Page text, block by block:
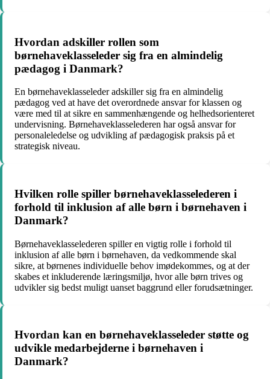
Hvordan adskiller rollen som
børnehaveklasseleder sig fra en almindelig
pædagog i Danmark?
En børnehaveklasseleder adskiller sig fra en almindelig
pædagog ved at have det overordnede ansvar for klassen og
være med til at sikre en sammenhængende og helhedsorienteret
undervisning. Børnehaveklasselederen har også ansvar for
personaleledelse og udvikling af pædagogisk praksis på et
strategisk niveau.
Hvilken rolle spiller børnehaveklasselederen i
forhold til inklusion af alle børn i børnehaven i
Danmark?
Børnehaveklasselederen spiller en vigtig rolle i forhold til
inklusion af alle børn i børnehaven, da vedkommende skal
sikre, at børnenes individuelle behov imødekommes, og at der
skabes et inkluderende læringsmiljø, hvor alle børn trives og
udvikler sig bedst muligt uanset baggrund eller forudsætninger.
Hvordan kan en børnehaveklasseleder støtte og
udvikle medarbejderne i børnehaven i
Danmark?